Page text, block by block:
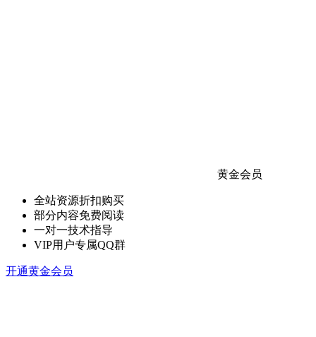
黄金会员
全站资源折扣购买
部分内容免费阅读
一对一技术指导
VIP用户专属QQ群
开通黄金会员